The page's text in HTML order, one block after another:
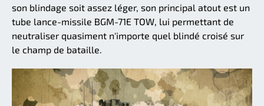
son blindage soit assez léger, son principal atout est un
tube lance-missile BGM-71E TOW, lui permettant de
neutraliser quasiment n'importe quel blindé croisé sur
le champ de bataille.